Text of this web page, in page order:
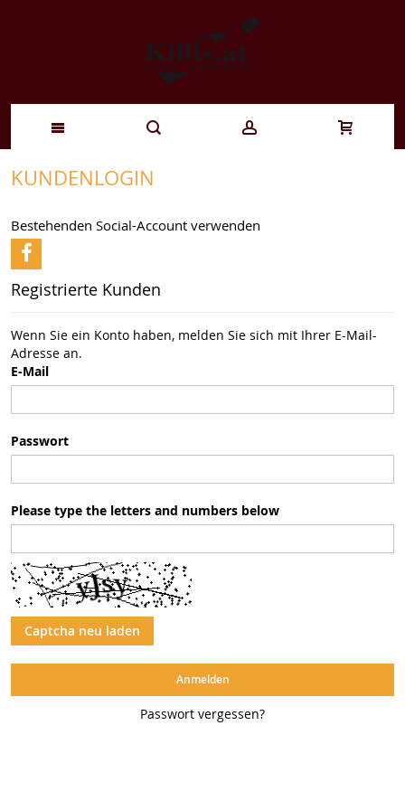
Zum
springen
KUNDENLOGIN
Bestehenden Social-Account verwenden
Registrierte Kunden
Wenn Sie ein Konto haben, melden Sie sich mit Ihrer E-Mail-
Adresse an.
E-Mail
Passwort
Please type the letters and numbers below
Captcha neu laden
Anmelden
Passwort vergessen?